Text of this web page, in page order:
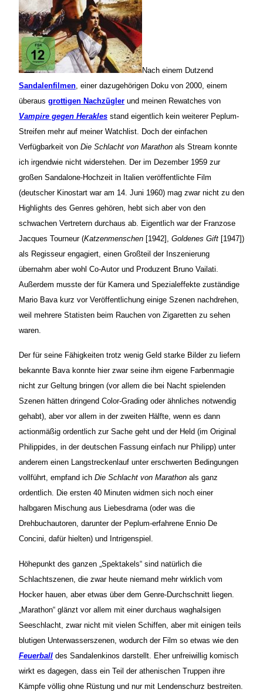
Nach einem Dutzend
Sandalenfilmen, einer dazugehörigen Doku von 2000, einem
überaus grottigen Nachzügler und meinen Rewatches von
Vampire gegen Herakles stand eigentlich kein weiterer Peplum-
Streifen mehr auf meiner Watchlist. Doch der einfachen
Verfügbarkeit von Die Schlacht von Marathon als Stream konnte
ich irgendwie nicht widerstehen. Der im Dezember 1959 zur
großen Sandalone-Hochzeit in Italien veröffentlichte Film
(deutscher Kinostart war am 14. Juni 1960) mag zwar nicht zu den
Highlights des Genres gehören, hebt sich aber von den
schwachen Vertretern durchaus ab. Eigentlich war der Franzose
Jacques Tourneur (Katzenmenschen [1942], Goldenes Gift [1947])
als Regisseur engagiert, einen Großteil der Inszenierung
übernahm aber wohl Co-Autor und Produzent Bruno Vailati.
Außerdem musste der für Kamera und Spezialeffekte zuständige
Mario Bava kurz vor Veröffentlichung einige Szenen nachdrehen,
weil mehrere Statisten beim Rauchen von Zigaretten zu sehen
waren.
Der für seine Fähigkeiten trotz wenig Geld starke Bilder zu liefern
bekannte Bava konnte hier zwar seine ihm eigene Farbenmagie
nicht zur Geltung bringen (vor allem die bei Nacht spielenden
Szenen hätten dringend Color-Grading oder ähnliches notwendig
gehabt), aber vor allem in der zweiten Hälfte, wenn es dann
actionmäßig ordentlich zur Sache geht und der Held (im Original
Philippides, in der deutschen Fassung einfach nur Philipp) unter
anderem einen Langstreckenlauf unter erschwerten Bedingungen
vollführt, empfand ich Die Schlacht von Marathon als ganz
ordentlich. Die ersten 40 Minuten widmen sich noch einer
halbgaren Mischung aus Liebesdrama (oder was die
Drehbuchautoren, darunter der Peplum-erfahrene Ennio De
Concini, dafür hielten) und Intrigenspiel.
Höhepunkt des ganzen „Spektakels“ sind natürlich die
Schlachtszenen, die zwar heute niemand mehr wirklich vom
Hocker hauen, aber etwas über dem Genre-Durchschnitt liegen.
„Marathon“ glänzt vor allem mit einer durchaus waghalsigen
Seeschlacht, zwar nicht mit vielen Schiffen, aber mit einigen teils
blutigen Unterwasserszenen, wodurch der Film so etwas wie den
Feuerball des Sandalenkinos darstellt. Eher unfreiwillig komisch
wirkt es dagegen, dass ein Teil der athenischen Truppen ihre
Kämpfe völlig ohne Rüstung und nur mit Lendenschurz bestreiten.